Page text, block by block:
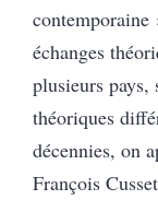
contemporaine
échanges
plusieurs pays,
théoriques
décennies, on
François